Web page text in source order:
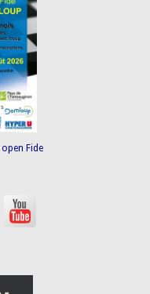
open Fide